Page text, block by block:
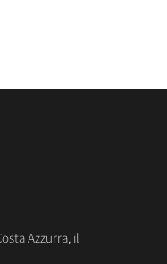
Azzurra, il